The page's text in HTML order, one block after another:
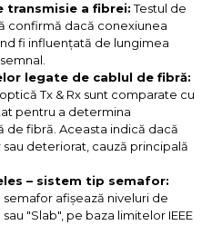
transmisie a fibrei:Testul de
confirmă dacă conexiunea
fi influențată de lungimea
legate de cablul de fibră:
Tx & Rx sunt comparate cu
pentru a determina
de fibră. Aceasta indică dacă
deteriorat, cauză principală
– sistem tip semafor:
afișează niveluri de
"Slab", pe baza limitelor IEEE